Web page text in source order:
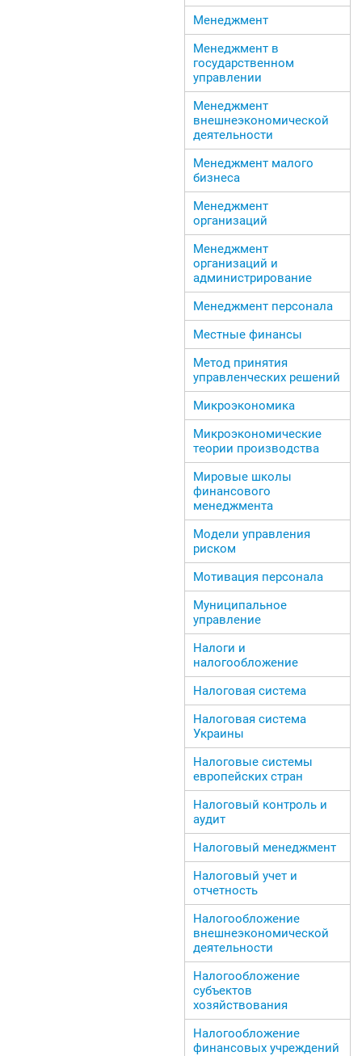
Менеджмент
Менеджмент в
государственном
управлении
Менеджмент
внешнеэкономической
деятельности
Менеджмент малого
бизнеса
Менеджмент
организаций
Менеджмент
организаций и
администрирование
Менеджмент персонала
Местные финансы
Метод принятия
управленческих решений
Микроэкономика
Микроэкономические
теории производства
Мировые школы
финансового
менеджмента
Модели управления
риском
Мотивация персонала
Муниципальное
управление
Налоги и
налогообложение
Налоговая система
Налоговая система
Украины
Налоговые системы
европейских стран
Налоговый контроль и
аудит
Налоговый менеджмент
Налоговый учет и
отчетность
Налогообложение
внешнеэкономической
деятельности
Налогообложение
субъектов
хозяйствования
Налогообложение
финансовых учреждений